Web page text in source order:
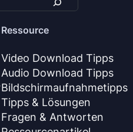
Ressource
Video Download Tipps
Audio Download Tipps
Bildschirmaufnahmetipps
Tipps & Lösungen
Fragen & Antworten